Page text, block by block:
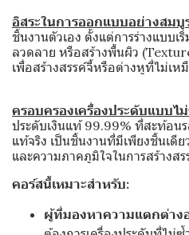
อิสระในการออกแบบอย่างสม
ชิ้นงานตัวเอง ตั้งแต่การร่างแบบเ
ลวดลาย หรือสร้างพื้นผิว
เพื่อสร้างสรรค์จี้หรือต่างหูที่ไม่เห
ครอบครองเครื่องประดับแบบไ
ประดับเงินแท้ 99.99% ที่สะท้อ
แท้จริง เป็นชิ้นงานที่มีเพียงชิ้นเดี
และความภาคภูมิใจในการสร้างส
คอร์สนี้เหมาะสำหรับ:
ผู้ที่มองหาความแตกต่าง